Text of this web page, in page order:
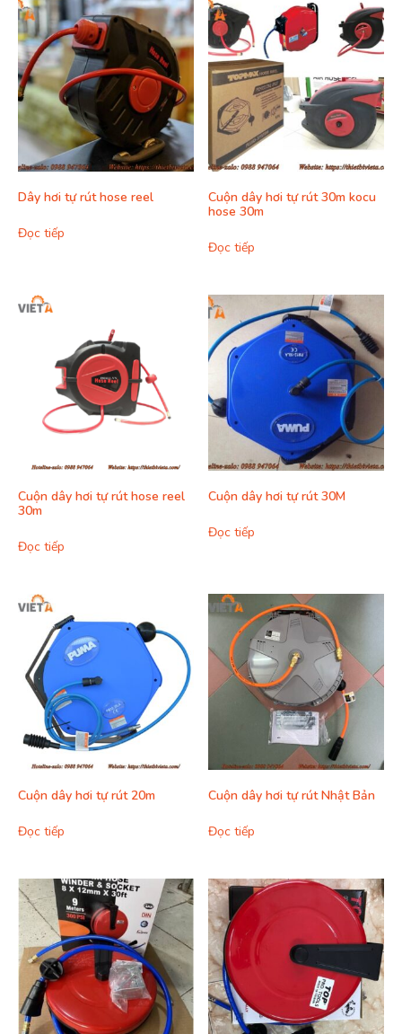
Dây hơi tự rút hose reel
Đọc tiếp
Cuộn dây hơi tự rút 30m kocu
hose 30m
Đọc tiếp
Cuộn dây hơi tự rút hose reel
30m
Đọc tiếp
Cuộn dây hơi tự rút 30M
Đọc tiếp
Cuộn dây hơi tự rút 20m
Đọc tiếp
Cuộn dây hơi tự rút Nhật Bản
Đọc tiếp